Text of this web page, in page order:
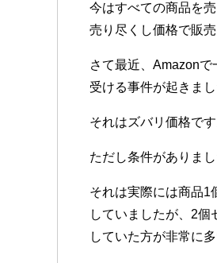
今はすべての商品を
売り尽くし価格で販売
さて最近、Amazonで
受ける事件が起きまし
それはズバリ価格です
ただし条件がありまし
それは実際には商品1
していましたが、2個
していた方が非常に